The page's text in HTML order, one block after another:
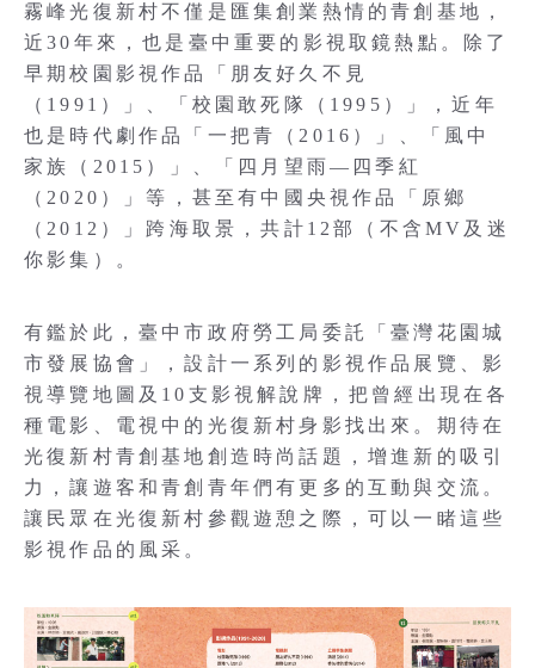
霧峰光復新村不僅是匯集創業熱情的青創基地，
近30年來，也是臺中重要的影視取鏡熱點。除了
早期校園影視作品「朋友好久不見
（1991）」、「校園敢死隊（1995）」，近年
也是時代劇作品「一把青（2016）」、「風中
家族（2015）」、「四月望雨—四季紅
（2020）」等，甚至有中國央視作品「原鄉
（2012）」跨海取景，共計12部（不含MV及迷
你影集）。
有鑑於此，臺中市政府勞工局委託「臺灣花園城
市發展協會」，設計一系列的影視作品展覽、影
視導覽地圖及10支影視解說牌，把曾經出現在各
種電影、電視中的光復新村身影找出來。期待在
光復新村青創基地創造時尚話題，增進新的吸引
力，讓遊客和青創青年們有更多的互動與交流。
讓民眾在光復新村參觀遊憩之際，可以一睹這些
影視作品的風采。